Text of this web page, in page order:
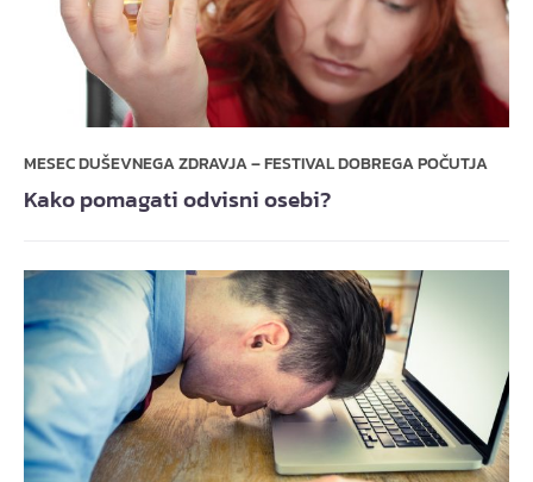
MESEC DUŠEVNEGA ZDRAVJA – FESTIVAL DOBREGA POČUTJA
Kako pomagati odvisni osebi?